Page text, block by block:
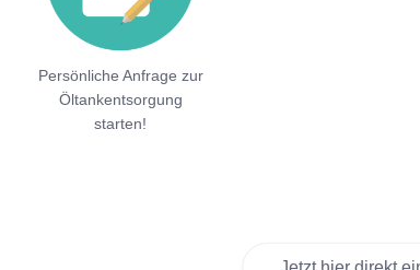
Persönliche Anfrage zur
Öltankentsorgung
starten!